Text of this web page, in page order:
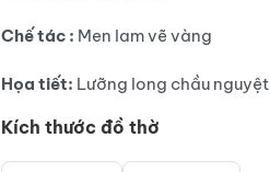
Chế tác : Men lam vẽ vàng
Họa tiết: Lưỡng long chầu nguyệt
Kích thước đồ thờ